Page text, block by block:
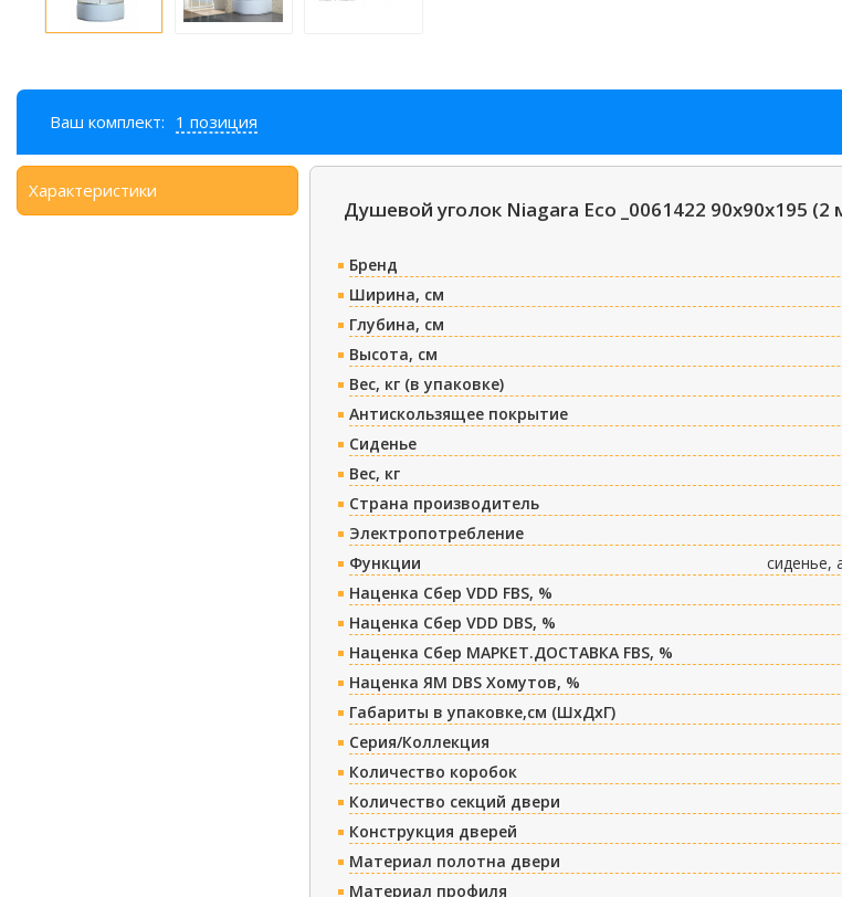
Ваш комплект: 1 позиция
Характеристики
Душевой уголок Niagara Eco _0061422 90х90х195 (2
Бренд
Ширина, см
Глубина, см
Высота, см
Вес, кг (в упаковке)
Антискользящее покрытие
Сиденье
Вес, кг
Страна производитель
Электропотребление
Функции
сиденье,
Наценка Сбер VDD FBS, %
Наценка Сбер VDD DBS, %
Наценка Сбер МАРКЕТ.ДОСТАВКА FBS, %
Наценка ЯМ DBS Хомутов, %
Габариты в упаковке,см (ШxДxГ)
Серия/Коллекция
Количество коробок
Количество секций двери
Конструкция дверей
Материал полотна двери
Материал профиля